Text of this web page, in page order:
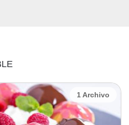
1 Archivo